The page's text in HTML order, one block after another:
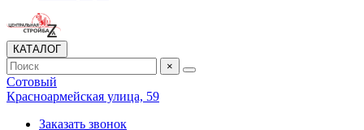
КАТАЛОГ
×
Сотовый
Красноармейская улица, 59
Заказать звонок